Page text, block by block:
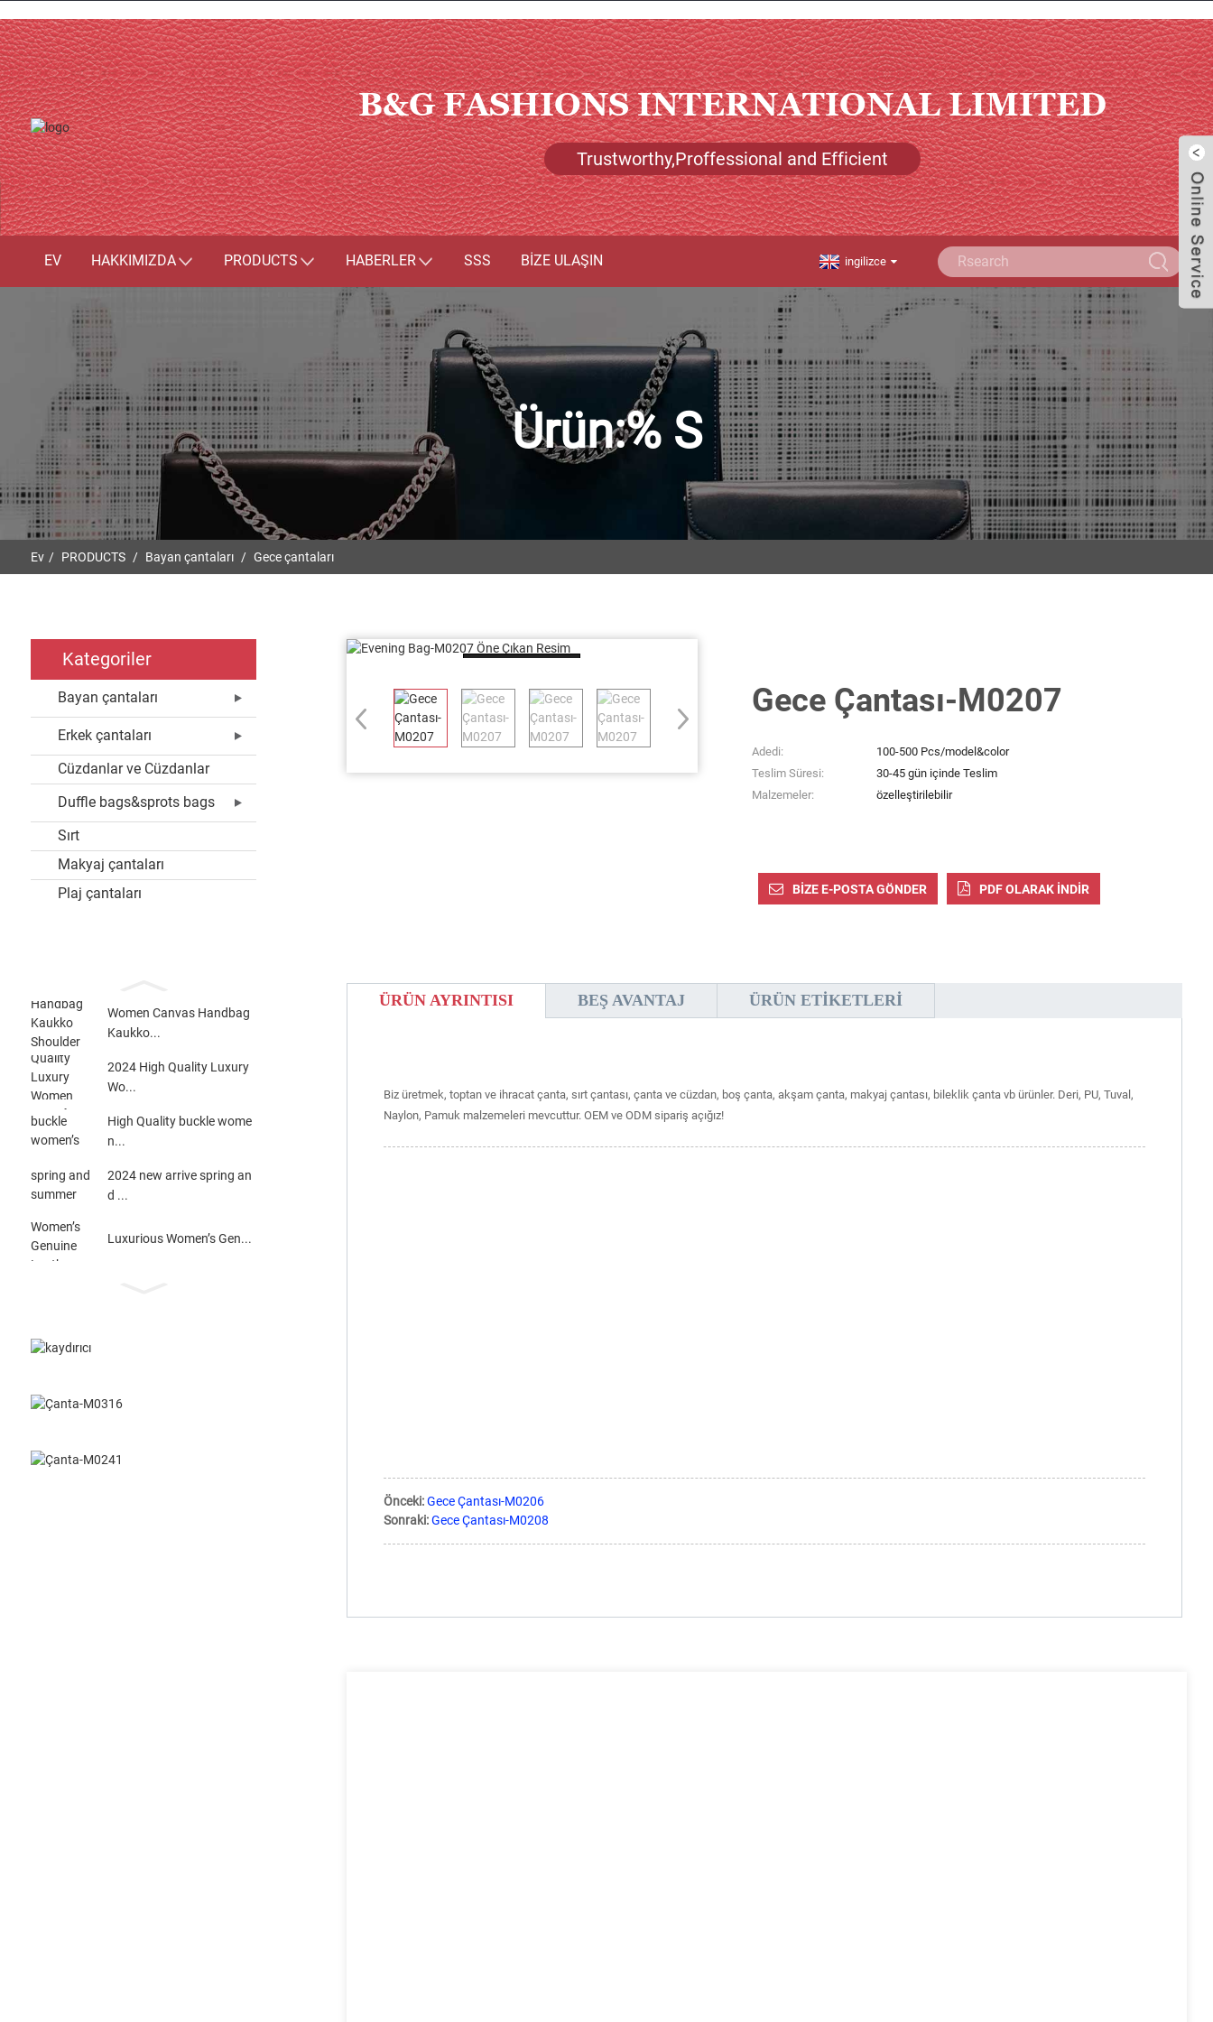
B&G FASHIONS INTERNATIONAL LIMITED
Trustworthy,Proffessional and Efficient
EV HAKKIMIZDA PRODUCTS HABERLER SSS BIZE ULAŞIN ingilizce
Ürün:% S
Ev PRODUCTS Bayan çantaları Gece çantaları
Kategoriler
Bayan çantaları
Erkek çantaları
Cüzdanlar ve Cüzdanlar
Duffle bags&sprots bags
Sırt
Makyaj çantaları
Plaj çantaları
Women Canvas Handbag
Kaukko...
2024 High Quality Luxury
Wo...
High Quality buckle wome
n...
2024 new arrive spring an
d ...
Luxurious Women’s Gen...
Gece Çantası-M0207
Adedi:
100-500 Pcs/model&color
Teslim Süresi:
30-45 gün içinde Teslim
Malzemeler:
özelleştirilebilir
BIZE E-POSTA GÖNDER PDF OLARAK INDIR
ÜRÜN AYRINTISI BEŞ AVANTAJ ÜRÜN ETIKETLERI
Biz üretmek, toptan ve ihracat çanta, sırt çantası, çanta ve cüzdan, boş çanta, akşam çanta, makyaj çantası, bileklik çanta vb ürünler. Deri, PU, ​​Tuval,
Naylon, Pamuk malzemeleri mevcuttur. OEM ve ODM sipariş açığız!
Önceki:Gece Çantası-M0206
Sonraki:Gece Çantası-M0208